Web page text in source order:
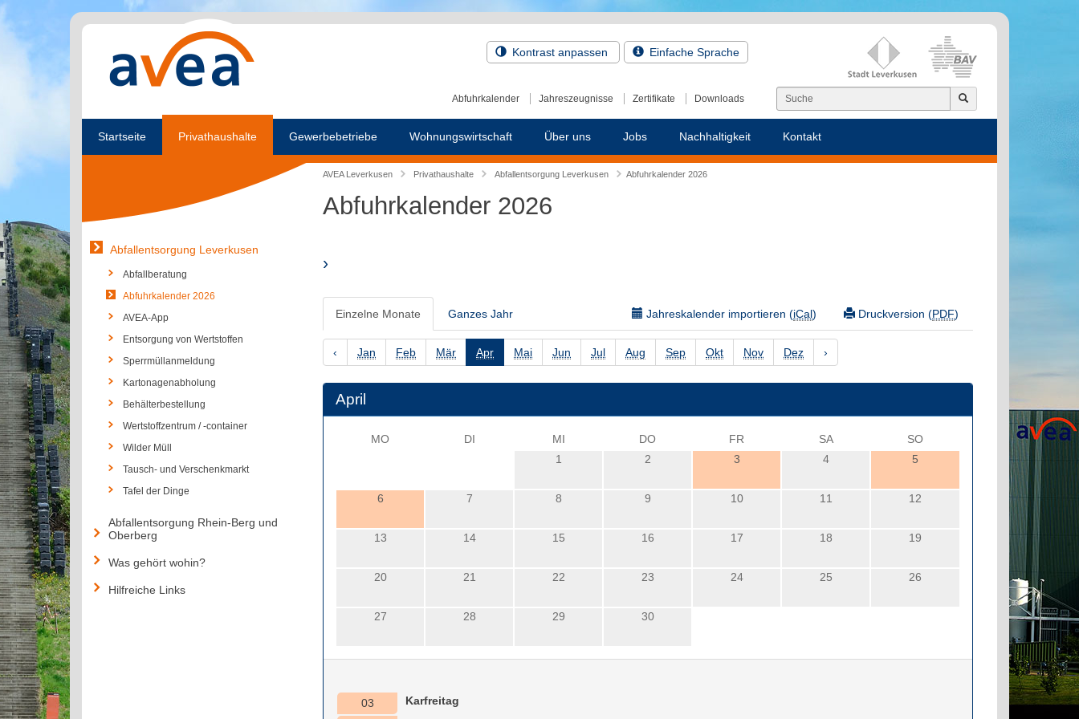
Kontrast anpassen Einfache Sprache
Abfuhrkalender Jahreszeugnisse Zertifikate Downloads
Startseite Privathaushalte Gewerbebetriebe Wohnungswirtschaft Über uns Jobs Nachhaltigkeit Kontakt
AVEA Leverkusen Privathaushalte Abfallentsorgung Leverkusen Abfuhrkalender 2026
Abfuhrkalender 2026
›
Einzelne Monate Ganzes Jahr Druckversion (PDF)
Jahreskalender importieren (iCal)
‹ Jan Feb Mär Apr Mai Jun Jul Aug Sep Okt Nov Dez ›
April
MO DI MI DO FR SA
SO
1
2 3 4 5
6 7 8 9 10 11 12
13 14 15 16 17 18 19
20 21 22 23 24 25 26
27 28 29 30
03
Karfreitag
Abfallentsorgung Leverkusen
Abfallberatung
Abfuhrkalender 2026
AVEA-App
Entsorgung von Wertstoffen
Sperrmüllanmeldung
Kartonagenabholung
Behälterbestellung
Wertstoffzentrum / -container
Wilder Müll
Tausch- und Verschenkmarkt
Tafel der Dinge
Abfallentsorgung Rhein-Berg und
Oberberg
Was gehört wohin?
Hilfreiche Links